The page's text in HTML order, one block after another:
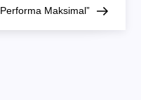
Performa Maksimal”